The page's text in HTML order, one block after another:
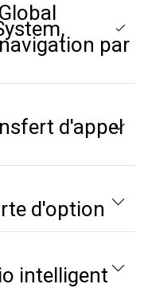
par
d'appel
d'option
intelligent